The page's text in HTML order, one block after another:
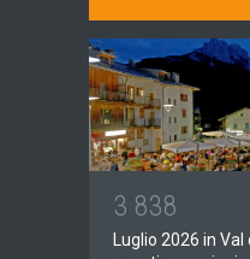
3 838
Luglio 2026 in Val